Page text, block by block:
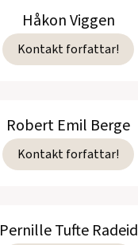
Håkon Viggen
Kontakt forfattar!
Robert Emil Berge
Kontakt forfattar!
Pernille Tufte Radeid